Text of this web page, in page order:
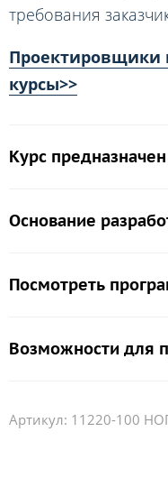
требования
Проектировщики
курсы>>
Курс
Основание
Посмотреть
Возможности для
Артикул: 11220-100